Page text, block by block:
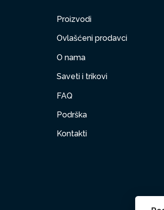
Proizvodi
Ovlašćeni prodavci
O nama
Saveti i trikovi
FAQ
Podrška
Kontakti